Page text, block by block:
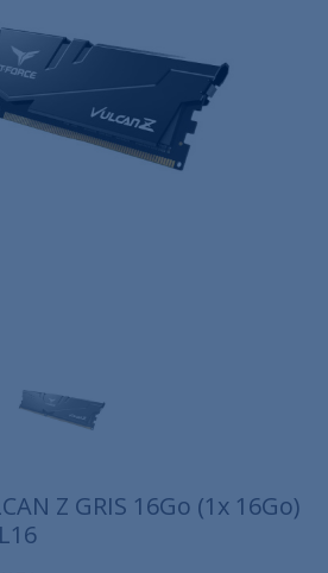
Z GRIS 16Go (1x 16Go)